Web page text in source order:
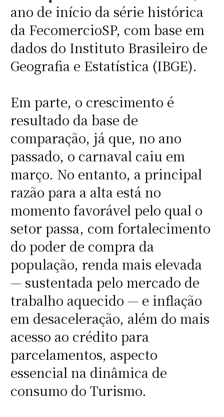
ano de início da série histórica
da FecomercioSP, com base em
dados do Instituto Brasileiro de
Geografia e Estatística (IBGE).
Em parte, o crescimento é
resultado da base de
comparação, já que, no ano
passado, o carnaval caiu em
março. No entanto, a principal
razão para a alta está no
momento favorável pelo qual o
setor passa, com fortalecimento
do poder de compra da
população, renda mais elevada
— sustentada pelo mercado de
trabalho aquecido — e inflação
em desaceleração, além do mais
acesso ao crédito para
parcelamentos, aspecto
essencial na dinâmica de
consumo do Turismo.